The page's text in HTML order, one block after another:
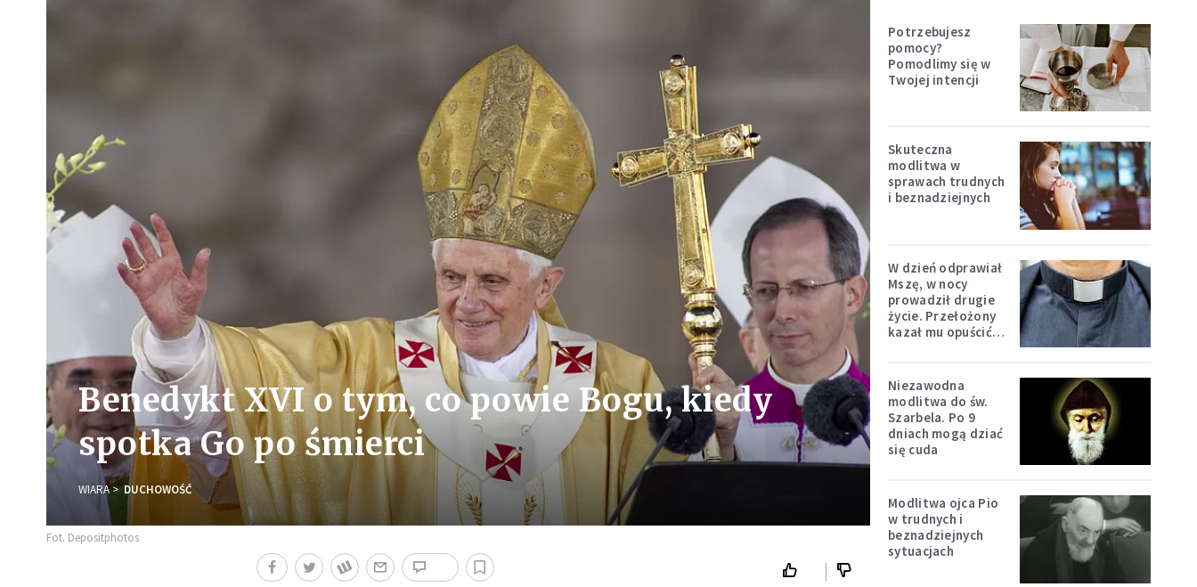
Benedykt XVI o tym, co powie Bogu, kiedy
spotka Go po śmierci
WIARA DUCHOWOŚĆ
Fot. Depositphotos
Potrzebujesz
pomocy?
Pomodlimy się w
Twojej intencji
Skuteczna
modlitwa w
sprawach trudnych
i beznadziejnych
W dzień odprawiał
Mszę, w nocy
prowadził drugie
życie. Przełożony
kazał mu opuścić
Niezawodna
modlitwa do św.
Szarbela. Po 9
dniach mogą dziać
się cuda
Modlitwa ojca Pio
w trudnych i
beznadziejnych
sytuacjach